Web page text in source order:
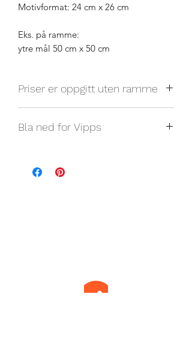
Motivformat: 24 cm x 26 cm
Eks. på ramme:
ytre mål 50 cm x 50 cm
Priser er oppgitt uten ramme
Bla ned for Vipps